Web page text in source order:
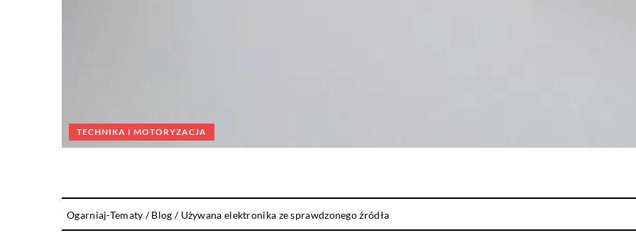
TECHNIKA I MOTORYZACJA
Ogarniaj-Tematy /Blog / Używana elektronika ze sprawdzonego źródła